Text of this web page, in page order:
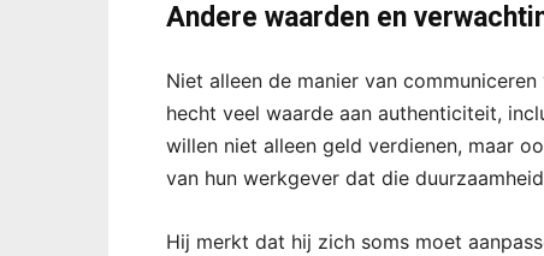
Andere waarden en
Niet alleen de manier van
hecht veel waarde aan authenticiteit,
willen niet alleen geld verdienen, maar
van hun werkgever dat die
Hij merkt dat hij zich soms moet